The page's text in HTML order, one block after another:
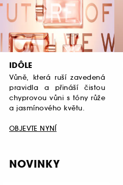
IDÔLE
Vůně, která ruší zavedená
pravidla a přináší čistou
chyprovou vůni s tóny růže
a jasmínového květu.
OBJEVTE NYNÍ
NOVINKY